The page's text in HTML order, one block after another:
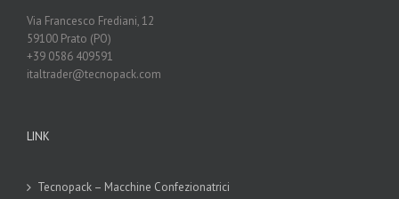
Via Francesco Frediani, 12
59100 Prato (PO)
+39 0586 409591
italtrader@tecnopack.com
LINK
Tecnopack – Macchine Confezionatrici